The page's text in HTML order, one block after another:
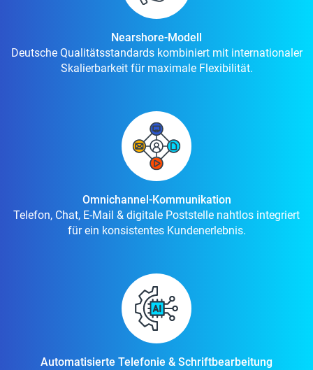
Nearshore-Modell
Deutsche Qualitätsstandards kombiniert mit internationaler
Skalierbarkeit für maximale Flexibilität.
Omnichannel-Kommunikation
Telefon, Chat, E-Mail & digitale Poststelle nahtlos integriert
für ein konsistentes Kundenerlebnis.
Automatisierte Telefonie & Schriftbearbeitung